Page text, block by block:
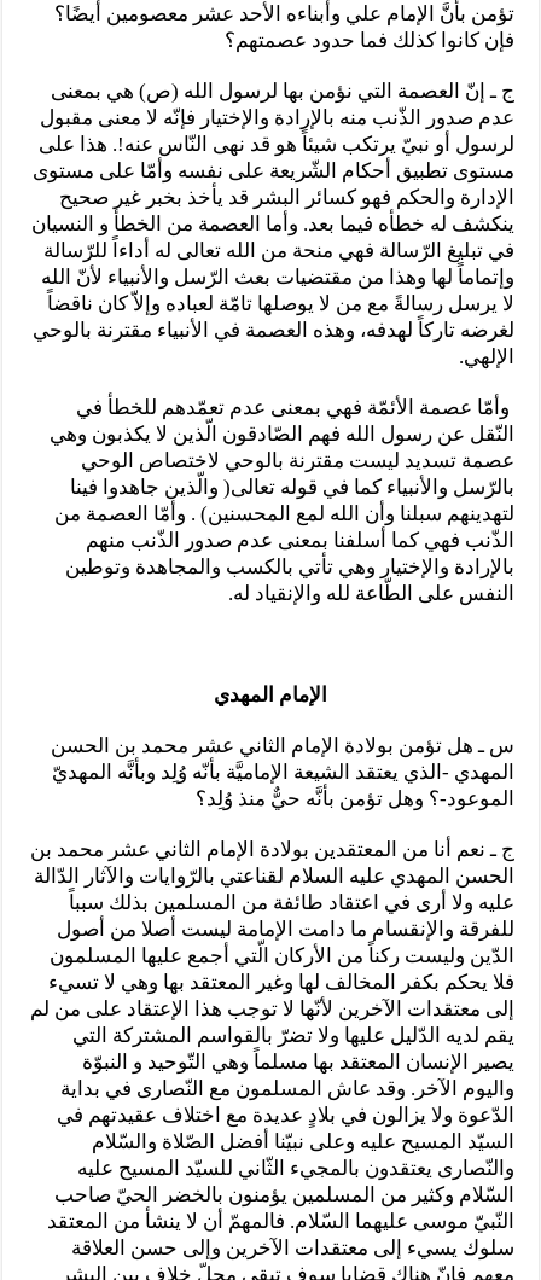
تؤمن بأنَّ الإمام علي وأبناءه الأحد عشر معصومين أيضًا؟
فإن كانوا كذلك فما حدود عصمتهم؟
ج ـ إنّ العصمة التي نؤمن بها لرسول الله (ص) هي بمعنى
عدم صدور الذّنب منه بالإرادة والإختيار فإنّه لا معنى مقبول
لرسول أو نبيّ يرتكب شيئاً هو قد نهى النّاس عنه!. هذا على
مستوى تطبيق أحكام الشّريعة على نفسه وأمّا على مستوى
الإدارة والحكم فهو كسائر البشر قد يأخذ بخبر غير صحيح
ينكشف له خطأه فيما بعد. وأما العصمة من الخطأ و النسيان
في تبليغ الرّسالة فهي منحة من الله تعالى له أداءاً للرّسالة
وإتماماً لها وهذا من مقتضيات بعث الرّسل والأنبياء لأنّ الله
لا يرسل رسالةً مع من لا يوصلها تامّة لعباده وإلاّ كان ناقضاً
لغرضه تاركاً لهدفه، وهذه العصمة في الأنبياء مقترنة بالوحي
الإلهي.
وأمّا عصمة الأئمّة فهي بمعنى عدم تعمّدهم للخطأ في
النّقل عن رسول الله فهم الصّادقون الّذين لا يكذبون وهي
عصمة تسديد ليست مقترنة بالوحي لاختصاص الوحي
بالرّسل والأنبياء كما في قوله تعالى( والّذين جاهدوا فينا
لتهدينهم سبلنا وأن الله لمع المحسنين) . وأمّا العصمة من
الذّنب فهي كما أسلفنا بمعنى عدم صدور الذّنب منهم
بالإرادة والإختيار وهي تأتي بالكسب والمجاهدة وتوطين
النفس على الطّاعة لله والإنقياد له.
الإمام المهدي
س ـ هل تؤمن بولادة الإمام الثاني عشر محمد بن الحسن
المهدي -الذي يعتقد الشيعة الإماميَّة بأنّه وُلِد وبأنَّه المهديّ
الموعود-؟ وهل تؤمن بأنَّه حيٌّ منذ وُلِد؟
ج ـ نعم أنا من المعتقدين بولادة الإمام الثاني عشر محمد بن
الحسن المهدي عليه السلام لقناعتي بالرّوايات والآثار الدّالة
عليه ولا أرى في اعتقاد طائفة من المسلمين بذلك سبباً
للفرقة والإنقسام ما دامت الإمامة ليست أصلا من أصول
الدّين وليست ركناً من الأركان الّتي أجمع عليها المسلمون
فلا يحكم بكفر المخالف لها وغير المعتقد بها وهي لا تسيء
إلى معتقدات الآخرين لأنّها لا توجب هذا الإعتقاد على من لم
يقم لديه الدّليل عليها ولا تضرّ بالقواسم المشتركة التي
يصير الإنسان المعتقد بها مسلماً وهي التّوحيد و النبوّة
واليوم الآخر. وقد عاش المسلمون مع النّصارى في بداية
الدّعوة ولا يزالون في بلادٍ عديدة مع اختلاف عقيدتهم في
السيّد المسيح عليه وعلى نبيّنا أفضل الصّلاة والسّلام
والنّصارى يعتقدون بالمجيء الثّاني للسيّد المسيح عليه
السّلام وكثير من المسلمين يؤمنون بالخضر الحيّ صاحب
النّبيّ موسى عليهما السّلام. فالمهمّ أن لا ينشأ من المعتقد
سلوك يسيء إلى معتقدات الآخرين وإلى حسن العلاقة
معهم فإنّ هناك قضايا سوف تبقى محلّ خلافٍ بين البشر